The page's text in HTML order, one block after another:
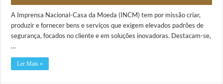
A Imprensa Nacional-Casa da Moeda (INCM) tem por missão criar,
produzir e fornecer bens e serviços que exigem elevados padrões de
segurança, focados no cliente e em soluções inovadoras. Destacam-se,
…
Ler Mais »